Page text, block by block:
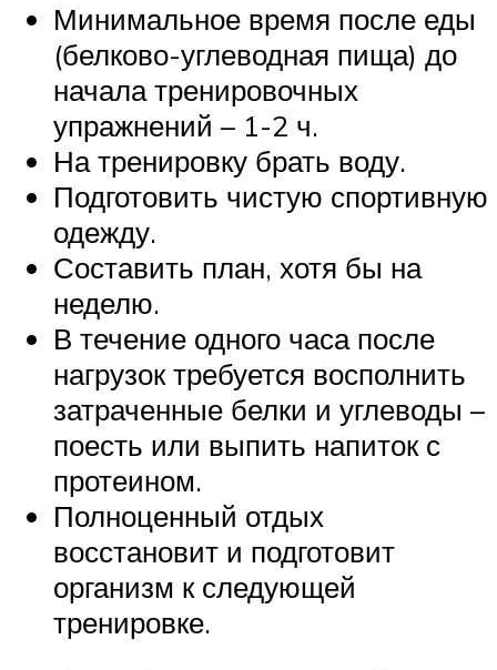
Минимальное время после еды
(белково-углеводная пища) до
начала тренировочных
упражнений – 1-2 ч.
На тренировку брать воду.
Подготовить чистую спортивную
одежду.
Составить план, хотя бы на
неделю.
В течение одного часа после
нагрузок требуется восполнить
затраченные белки и углеводы –
поесть или выпить напиток с
протеином.
Полноценный отдых
восстановит и подготовит
организм к следующей
тренировке.